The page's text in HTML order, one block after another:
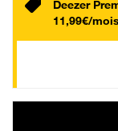
Deezer
11,99€/mois